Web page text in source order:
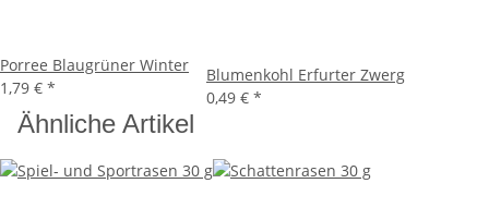
Porree Blaugrüner Winter
1,79 € *
Blumenkohl Erfurter Zwerg
0,49 € *
Ähnliche Artikel